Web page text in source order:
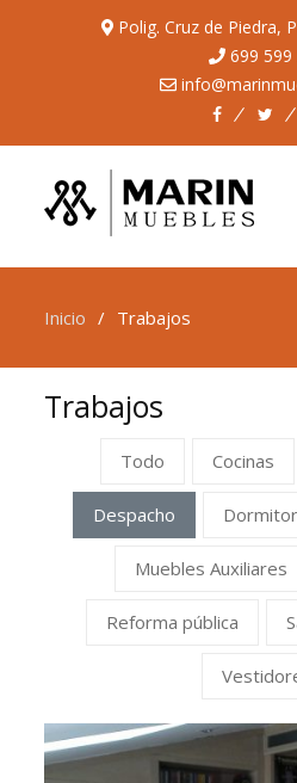
Polig. Cruz de Piedra,
699 599
Inicio Trabajos
Trabajos
Todo Cocinas
Despacho
Muebles Auxiliares
Reforma pública